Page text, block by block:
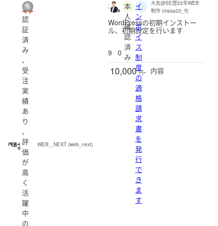
認
証
済
み
、
受
注
実
績
あ
り
、
評
価
が
高
く
活
躍
中
の
WEB＿NEXT (web_next)
本
人
確
認
済
み
イ
ン
ボ
イ
ス
制
度
の
適
格
請
求
書
を
発
行
で
き
ま
す
大友@SE歴22年WEB
制作 (masa20_fl)
WordPressの初期インストー
ル、初期設定を行います
9 0
10,000 円~ 内容